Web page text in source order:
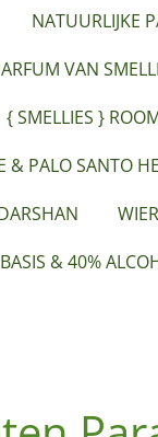
NATUURLIJKE
VAN
{ SMELLIES }
& PALO SANTO
& 40%